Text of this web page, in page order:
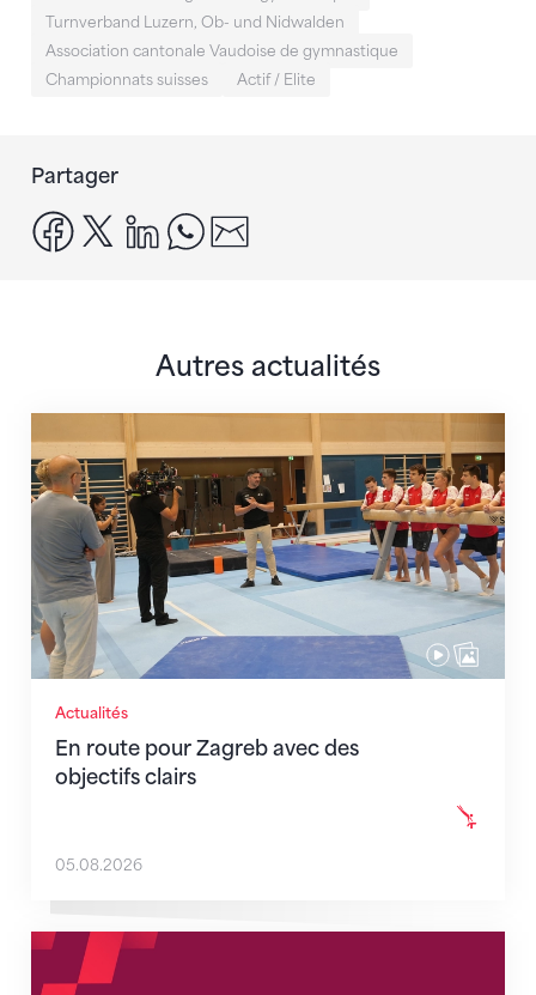
Turnverband Luzern, Ob- und Nidwalden
Association cantonale Vaudoise de gymnastique
Championnats suisses
Actif / Elite
Partager
facebook
x linkedinwhatsapp
Autres actualités
Actualités
En route pour Zagreb avec des
objectifs clairs
En route pour Zagreb avec des objectifs clairs
05.08.2026
Nouveaux horaires du secrétariat dès le 1er août